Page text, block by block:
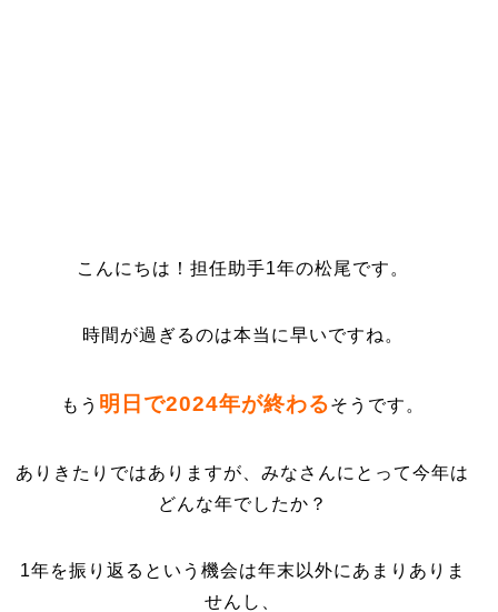
こんにちは！担任助手1年の松尾です。
時間が過ぎるのは本当に早いですね。
もう 明日で2024年が終わるそうです。
ありきたりではありますが、みなさんにとって今年は
どんな年でしたか？
1年を振り返るという機会は年末以外にあまりありま
せんし、